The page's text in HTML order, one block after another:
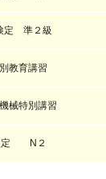
定 準２級
教育講習
械特別講習
定 N２